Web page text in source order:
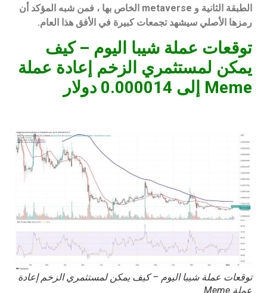
الطبقة الثانية و metaverse الخاص بها ، فمن شبه المؤكد أن
رمزها الأصلي سيشهد تجمعات كبيرة في الأفق هذا العام.
توقعات عملة شيبا اليوم – كيف
يمكن لمستثمري الزخم إعادة عملة
Meme إلى 0.000014 دولار
توقعات عملة شيبا اليوم – كيف يمكن لمستثمري الزخم إعادة
عملة Meme